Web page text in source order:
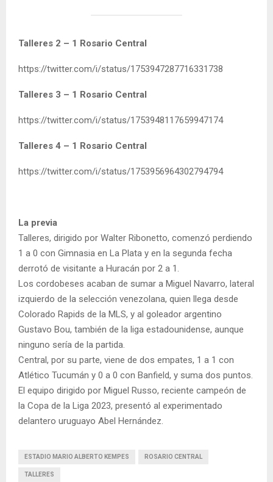
Talleres 2 – 1 Rosario Central
https://twitter.com/i/status/1753947287716331738
Talleres 3 – 1 Rosario Central
https://twitter.com/i/status/1753948117659947174
Talleres 4 – 1 Rosario Central
https://twitter.com/i/status/1753956964302794794
La previa
Talleres, dirigido por Walter Ribonetto, comenzó perdiendo
1 a 0 con Gimnasia en La Plata y en la segunda fecha
derrotó de visitante a Huracán por 2 a 1.
Los cordobeses acaban de sumar a Miguel Navarro, lateral
izquierdo de la selección venezolana, quien llega desde
Colorado Rapids de la MLS, y al goleador argentino
Gustavo Bou, también de la liga estadounidense, aunque
ninguno sería de la partida.
Central, por su parte, viene de dos empates, 1 a 1 con
Atlético Tucumán y 0 a 0 con Banfield, y suma dos puntos.
El equipo dirigido por Miguel Russo, reciente campeón de
la Copa de la Liga 2023, presentó al experimentado
delantero uruguayo Abel Hernández.
ESTADIO MARIO ALBERTO KEMPES ROSARIO CENTRAL
TALLERES